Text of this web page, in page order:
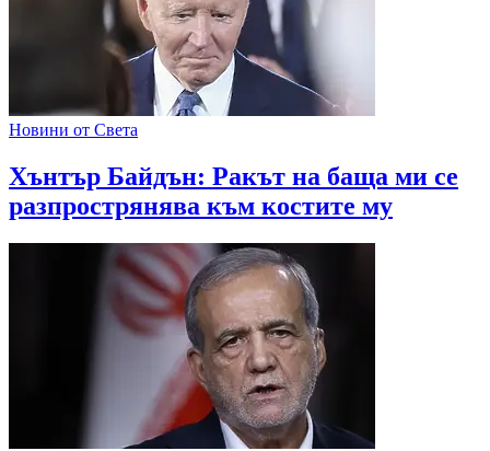
Новини от Света
Хънтър Байдън: Ракът на баща ми се
разпрострянява към костите му